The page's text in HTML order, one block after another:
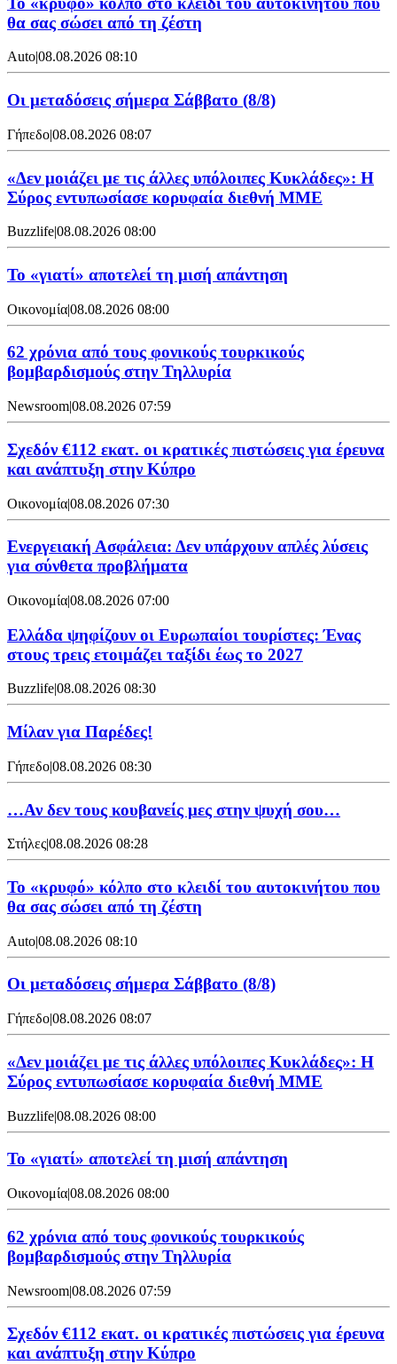
θα σας σώσει από τη ζέστη
Auto|08.08.2026 08:10
Οι μεταδόσεις σήμερα Σάββατο (8/8)
Γήπεδο|08.08.2026 08:07
«Δεν μοιάζει με τις άλλες υπόλοιπες Κυκλάδες»: Η
Σύρος εντυπωσίασε κορυφαία διεθνή ΜΜΕ
Buzzlife|08.08.2026 08:00
Το «γιατί» αποτελεί τη μισή απάντηση
Οικονομία|08.08.2026 08:00
62 χρόνια από τους φονικούς τουρκικούς
βομβαρδισμούς στην Τηλλυρία
Newsroom|08.08.2026 07:59
Σχεδόν €112 εκατ. οι κρατικές πιστώσεις για έρευνα
και ανάπτυξη στην Κύπρο
Οικονομία|08.08.2026 07:30
Ενεργειακή Ασφάλεια: Δεν υπάρχουν απλές λύσεις
για σύνθετα προβλήματα
Οικονομία|08.08.2026 07:00
Ελλάδα ψηφίζουν οι Ευρωπαίοι τουρίστες: Ένας
στους τρεις ετοιμάζει ταξίδι έως το 2027
Buzzlife|08.08.2026 08:30
Μίλαν για Παρέδες!
Γήπεδο|08.08.2026 08:30
…Αν δεν τους κουβανείς μες στην ψυχή σου…
Στήλες|08.08.2026 08:28
Το «κρυφό» κόλπο στο κλειδί του αυτοκινήτου που
θα σας σώσει από τη ζέστη
Auto|08.08.2026 08:10
Οι μεταδόσεις σήμερα Σάββατο (8/8)
Γήπεδο|08.08.2026 08:07
«Δεν μοιάζει με τις άλλες υπόλοιπες Κυκλάδες»: Η
Σύρος εντυπωσίασε κορυφαία διεθνή ΜΜΕ
Buzzlife|08.08.2026 08:00
Το «γιατί» αποτελεί τη μισή απάντηση
Οικονομία|08.08.2026 08:00
62 χρόνια από τους φονικούς τουρκικούς
βομβαρδισμούς στην Τηλλυρία
Newsroom|08.08.2026 07:59
Σχεδόν €112 εκατ. οι κρατικές πιστώσεις για έρευνα
και ανάπτυξη στην Κύπρο